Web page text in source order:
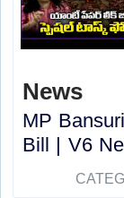
News
MP
Bill | V6